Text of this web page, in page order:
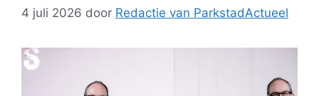
4 juli 2026 door Redactie van ParkstadActueel